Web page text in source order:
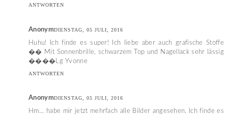
ANTWORTEN
AnonymDIENSTAG, 05 JULI, 2016
Huhu! Ich finde es super! Ich liebe aber auch grafische Stoffe
�� Mit Sonnenbrille, schwarzem Top und Nagellack sehr lässig
����Lg Yvonne
ANTWORTEN
AnonymDIENSTAG, 05 JULI, 2016
Hm... habe mir jetzt mehrfach alle Bilder angesehen. Ich finde es